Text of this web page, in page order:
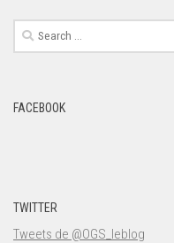
Search
for:
FACEBOOK
TWITTER
Tweets de @OGS_leblog